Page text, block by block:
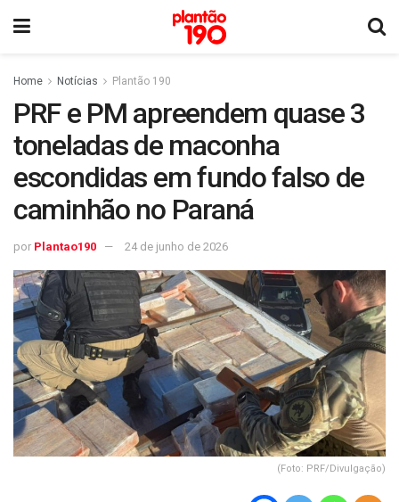
Home Notícias Plantão 190
PRF e PM apreendem quase 3
toneladas de maconha
escondidas em fundo falso de
caminhão no Paraná
por Plantao190 24 de junho de 2026
(Foto: PRF/Divulgação)